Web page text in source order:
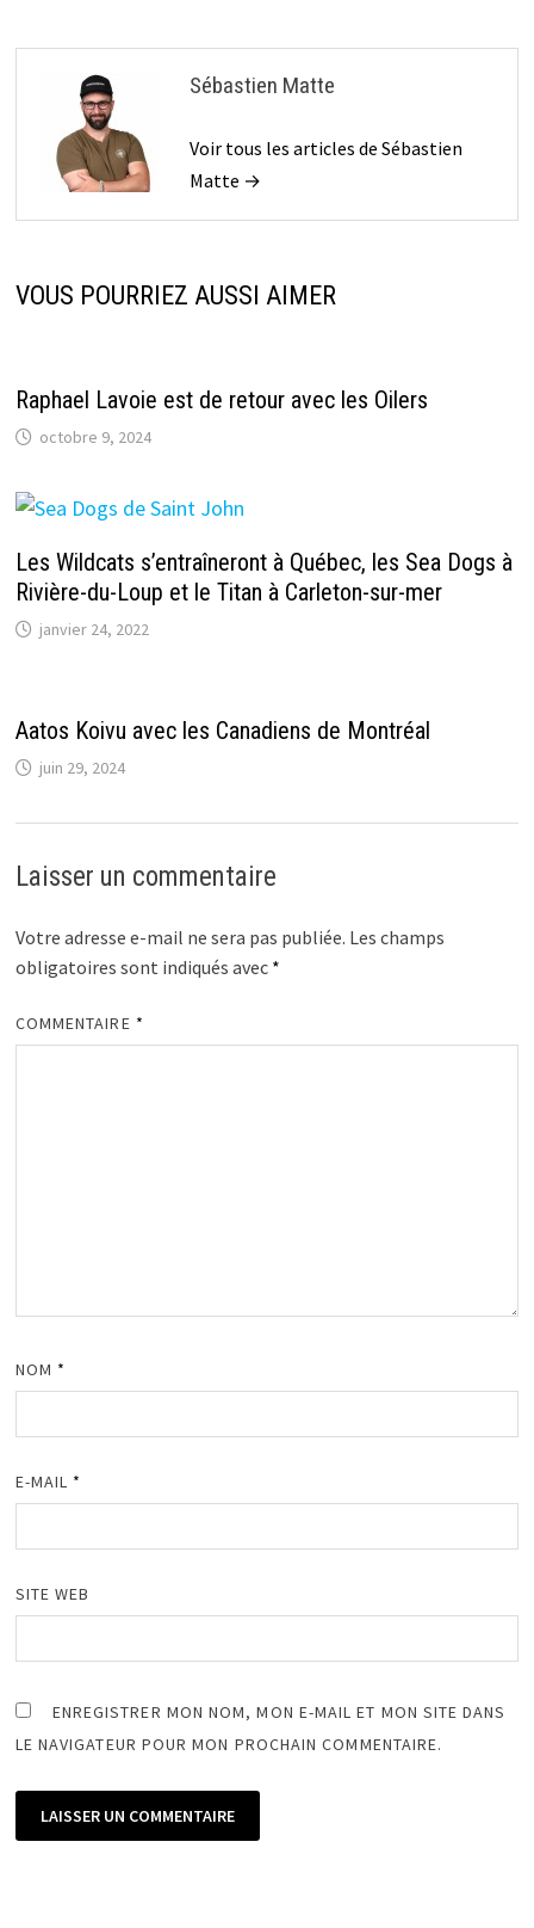
Sébastien Matte
Voir tous les articles de Sébastien
Matte →
VOUS POURRIEZ AUSSI AIMER
Raphael Lavoie est de retour avec les Oilers
octobre 9, 2024
Les Wildcats s’entraîneront à Québec, les Sea Dogs à
Rivière-du-Loup et le Titan à Carleton-sur-mer
janvier 24, 2022
Aatos Koivu avec les Canadiens de Montréal
juin 29, 2024
Laisser un commentaire
Votre adresse e-mail ne sera pas publiée. Les champs
obligatoires sont indiqués avec *
COMMENTAIRE *
NOM *
E-MAIL *
SITE WEB
ENREGISTRER MON NOM, MON E-MAIL ET MON SITE DANS
LE NAVIGATEUR POUR MON PROCHAIN COMMENTAIRE.